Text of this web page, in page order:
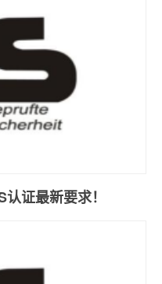
证最新要求！